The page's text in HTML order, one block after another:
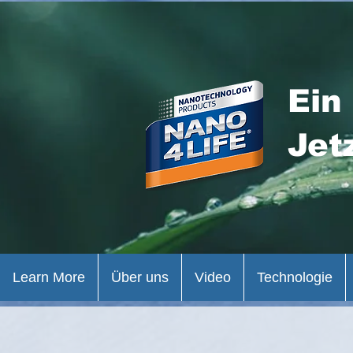
Learn More Über uns Video Technologie